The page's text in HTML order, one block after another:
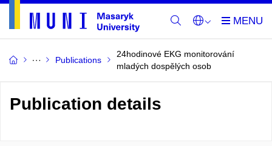
Publications
24hodinové EKG monitorování
mladých dospělých osob
Publication details